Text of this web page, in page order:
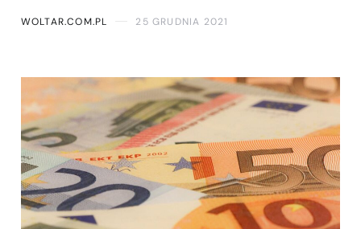
WOLTAR.COM.PL 25 GRUDNIA 2021